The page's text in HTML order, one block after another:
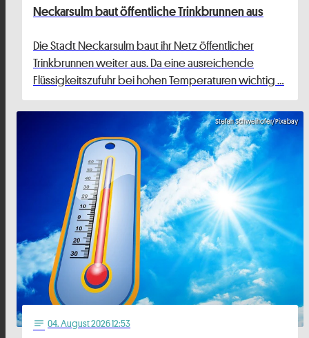
Neckarsulm baut öffentliche Trinkbrunnen aus
Die Stadt Neckarsulm baut ihr Netz öffentlicher
Trinkbrunnen weiter aus. Da eine ausreichende
Flüssigkeitszufuhr bei hohen Temperaturen wichtig …
Stefan Schweihofer/Pixabay
notes 04. August 2026 12:53